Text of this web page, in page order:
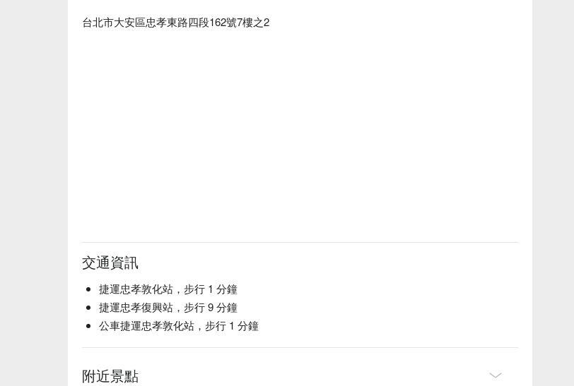
台北市大安區忠孝東路四段162號7樓之2
交通資訊
捷運忠孝敦化站，步行 1 分鐘
捷運忠孝復興站，步行 9 分鐘
公車捷運忠孝敦化站，步行 1 分鐘
附近景點